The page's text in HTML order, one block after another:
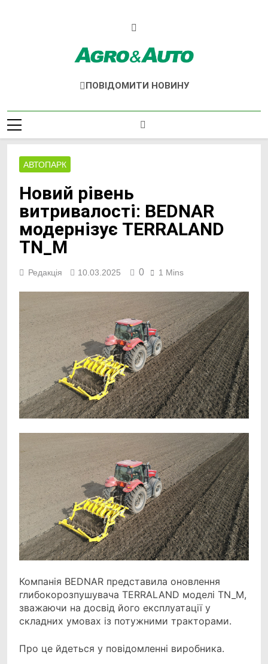
Agro & Auto
Новини Агротеху Та Логістики
ПОВІДОМИТИ НОВИНУ
АВТОПАРК
Новий рівень
витривалості: BEDNAR
модернізує TERRALAND
TN_M
Редакція 10.03.2025 0 1 Mins
Компанія BEDNAR представила оновлення
глибокорозпушувача TERRALAND моделі TN_M,
зважаючи на досвід його експлуатації у
складних умовах із потужними тракторами.
Про це йдеться у повідомленні виробника.